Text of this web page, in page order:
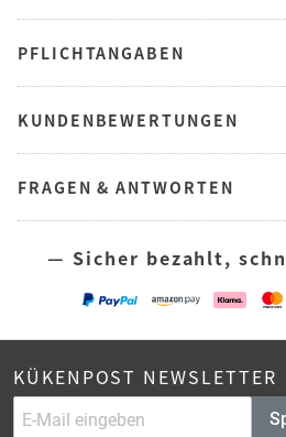
PFLICHTANGABEN
KUNDENBEWERTUNGEN
FRAGEN & ANTWORTEN
— Sicher bezahlt,
KÜKENPOST NEWSLETTER